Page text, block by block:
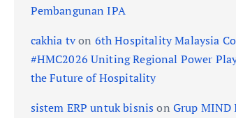
Pembangunan IPA
cakhia tvon 6th Hospitality Malaysia
#HMC2026 Uniting Regional Power
the Future of Hospitality
sistem ERP untuk bisnison Grup MIND